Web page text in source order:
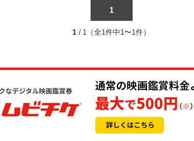
1
1 / 1（全1件中1〜1件）